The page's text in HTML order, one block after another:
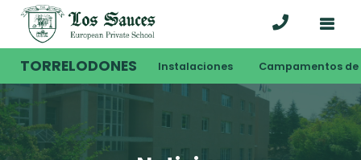
TORRELODONES Instalaciones Campamentos de